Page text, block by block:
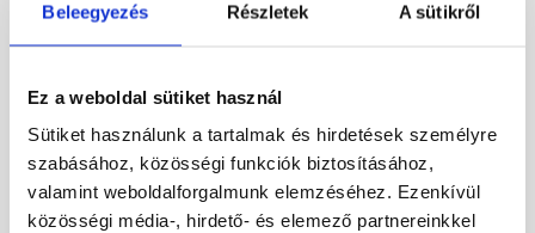
Beleegyezés Részletek A sütikről
Ez a weboldal sütiket használ
Sütiket használunk a tartalmak és hirdetések személyre
szabásához, közösségi funkciók biztosításához,
valamint weboldalforgalmunk elemzéséhez. Ezenkívül
közösségi média-, hirdető- és elemező partnereinkkel
intense 15 l
Rendelésre
78 560 Ft/ vödör
17 458 Ft / l
Rendelésre
70 415 Ft/ vödör
15 648 Ft / l